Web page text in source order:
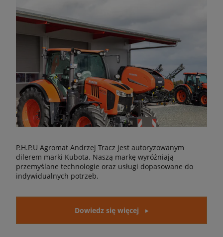
P.H.P.U Agromat Andrzej Tracz jest autoryzowanym
dilerem marki Kubota. Naszą markę wyróżniają
przemyślane technologie oraz usługi dopasowane do
indywidualnych potrzeb.
Dowiedz się więcej